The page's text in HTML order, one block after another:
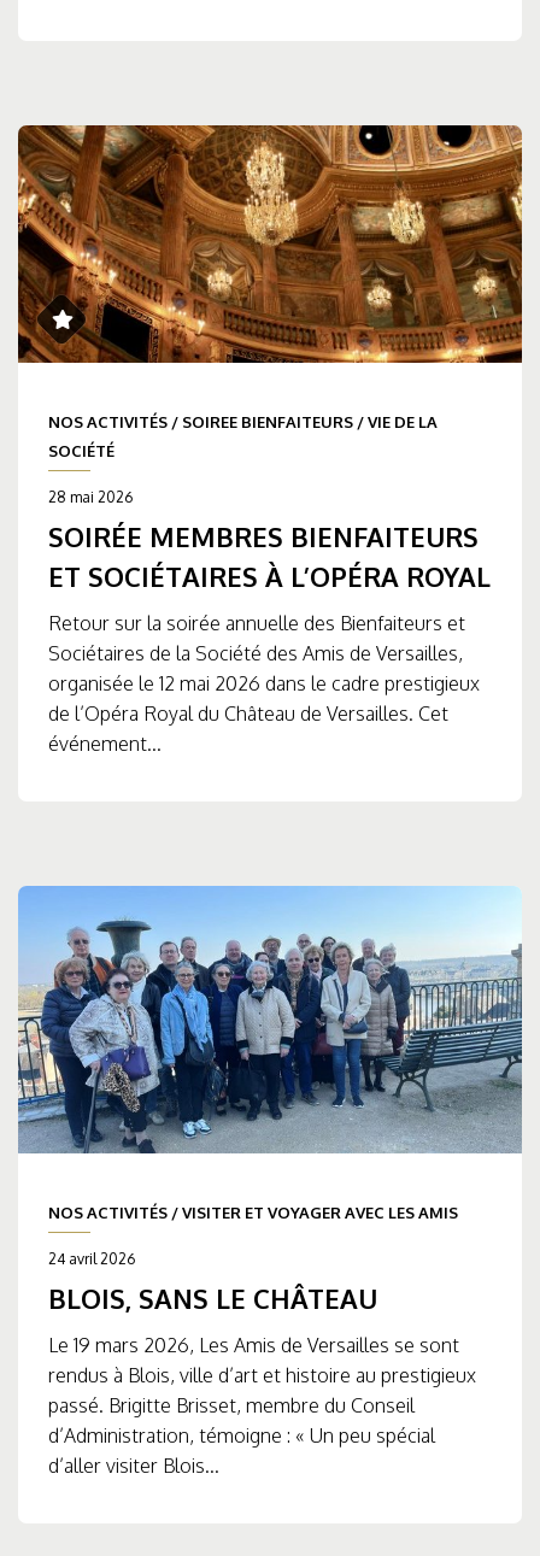
NOS ACTIVITÉS / SOIREE BIENFAITEURS /VIE DE LA
SOCIÉTÉ
28 mai 2026
SOIRÉE MEMBRES BIENFAITEURS
ET SOCIÉTAIRES À L’OPÉRA ROYAL
Retour sur la soirée annuelle des Bienfaiteurs et
Sociétaires de la Société des Amis de Versailles,
organisée le 12 mai 2026 dans le cadre prestigieux
de l’Opéra Royal du Château de Versailles. Cet
événement...
NOS ACTIVITÉS /VISITER ET VOYAGER AVEC LES AMIS
24 avril 2026
BLOIS, SANS LE CHÂTEAU
Le 19 mars 2026, Les Amis de Versailles se sont
rendus à Blois, ville d’art et histoire au prestigieux
passé. Brigitte Brisset, membre du Conseil
d’Administration, témoigne : « Un peu spécial
d’aller visiter Blois...